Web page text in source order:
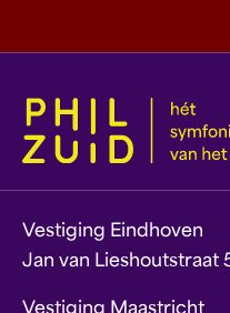
Vestiging Eindhoven
Jan van Lieshoutstraat